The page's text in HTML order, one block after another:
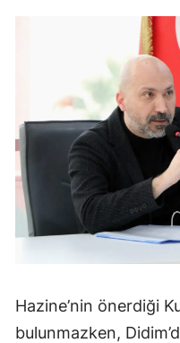
Hazine’nin önerdiği
bulunmazken,